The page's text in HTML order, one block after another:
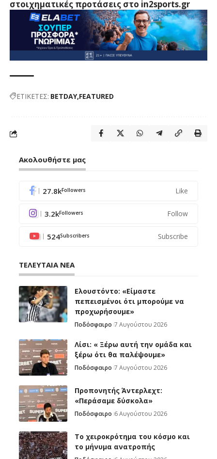
στοιχηματικές προτάσεις στο in2sports.gr
ΕΤΙΚΕΤΕΣ: BETDAY FEATURED
Ακολουθήστε μας
27.8kFollowers Like
3.2kFollowers Follow
524Subscribers Subscribe
ΤΕΛΕΥΤΑΙΑ ΝΕΑ
Ελουστόντο: «Είμαστε
πεπεισμένοι ότι μπορούμε να
προχωρήσουμε»
Ποδόσφαιρο 7 Αυγούστου 2026
Λίσι: « Ξέρω αυτή την ομάδα και
ξέρω ότι θα παλέψουμε»
Ποδόσφαιρο 7 Αυγούστου 2026
Προπονητής Άντερλεχτ:
«Περάσαμε δύσκολα»
Ποδόσφαιρο 6 Αυγούστου 2026
Το χειροκρότημα του κόσμο και
το μήνυμα ανατροπής